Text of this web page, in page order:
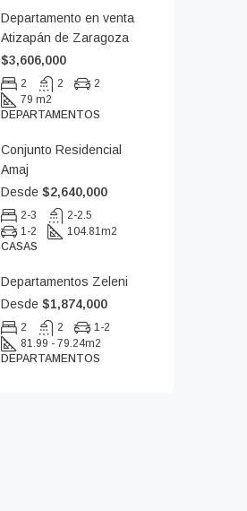
Departamento en venta
Atizapán de Zaragoza
$3,606,000
2 2
2
79 m2
DEPARTAMENTOS
Conjunto Residencial
Amaj
Desde $2,640,000
2-3
2-2.5
1-2
104.81m2
CASAS
Departamentos Zeleni
Desde $1,874,000
2 2
1-2
81.99 - 79.24m2
DEPARTAMENTOS